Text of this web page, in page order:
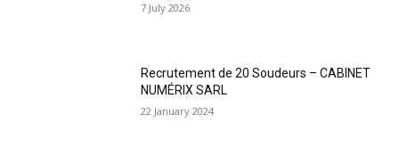
7 July 2026
Recrutement de 20 Soudeurs – CABINET
NUMÉRIX SARL
22 January 2024